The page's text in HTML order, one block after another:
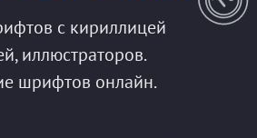
с кириллицей
иллюстраторов.
шрифтов онлайн.